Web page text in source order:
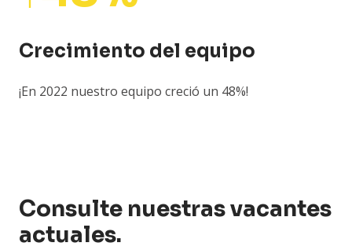
Crecimiento del equipo
¡En 2022 nuestro equipo creció un 48%!
Consulte nuestras vacantes
actuales.